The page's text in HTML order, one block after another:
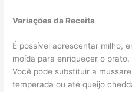
Variações da Receita
É possível acrescentar milho,
moída para enriquecer o prato.
Você pode substituir a
temperada ou até queijo